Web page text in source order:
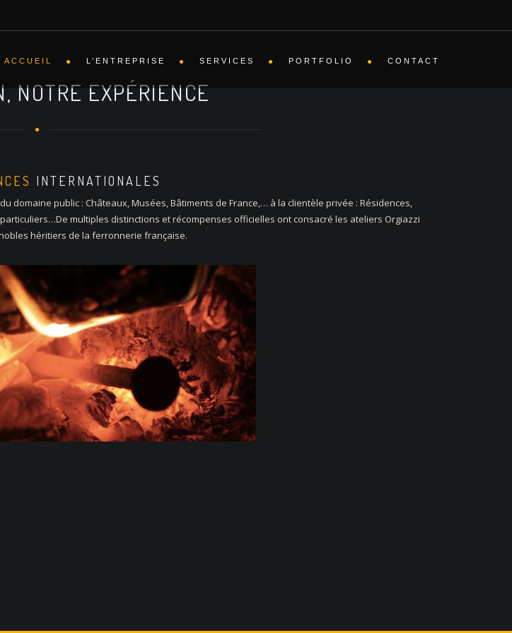
ACCUEIL L’ENTREPRISE SERVICES PORTFOLIO CONTACT
NOTRE EXPÉRIENCE
INTERNATIONALES
domaine public : Châteaux, Musées, Bâtiments de France,… à la clientèle privée : Résidences,
multiples distinctions et récompenses officielles ont consacré les ateliers Orgiazzi
héritiers de la ferronnerie française.